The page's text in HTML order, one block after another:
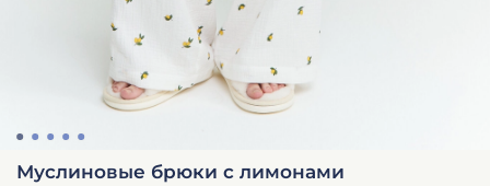
Муслиновые брюки с лимонами